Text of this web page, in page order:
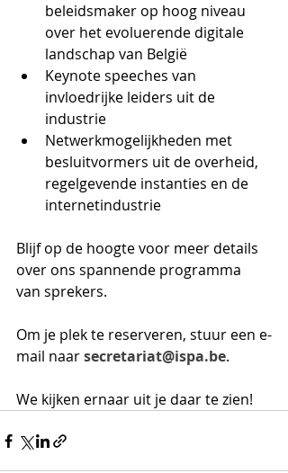
beleidsmaker op hoog niveau
over het evoluerende digitale
landschap van België
Keynote speeches van
invloedrijke leiders uit de
industrie
Netwerkmogelijkheden met
besluitvormers uit de overheid,
regelgevende instanties en de
internetindustrie
Blijf op de hoogte voor meer details
over ons spannende programma
van sprekers.
Om je plek te reserveren, stuur een e-
mail naar secretariat@ispa.be.
We kijken ernaar uit je daar te zien!